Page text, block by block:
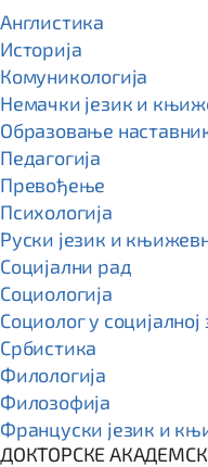
Англистика
Историја
Комуникологија
Немачки језик и
Образовање
Педагогија
Превођење
Психологија
Руски језик и
Социјални рад
Социологија
Социолог у
Србистика
Филологија
Филозофија
Француски језик и
ДОКТОРСКЕ